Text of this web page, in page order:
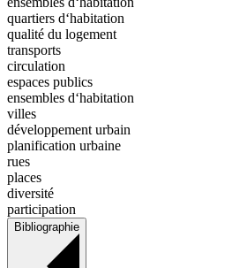
quartiers d‘habitation
qualité du logement
transports
circulation
espaces publics
ensembles d‘habitation
villes
développement urbain
planification urbaine
rues
places
diversité
participation
Bibliographie